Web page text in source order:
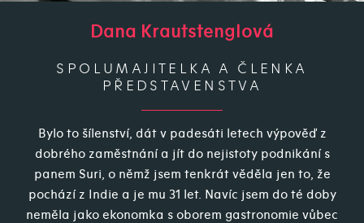
Dana Krautstenglová
SPOLUMAJITELKA A ČLENKA
PŘEDSTAVENSTVA
Bylo to šílenství, dát v padesáti letech výpověď z
dobrého zaměstnání a jít do nejistoty podnikání s
panem Suri, o němž jsem tenkrát věděla jen to, že
pochází z Indie a je mu 31 let. Navíc jsem do té doby
neměla jako ekonomka s oborem gastronomie vůbec